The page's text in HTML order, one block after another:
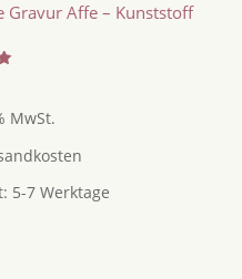
Gravur Affe – Kunststoff
MwSt.
5-7 Werktage